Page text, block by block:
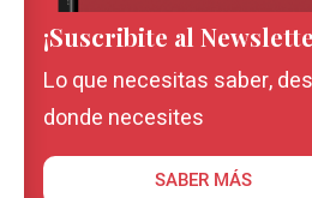
¡Suscribite al
Lo que necesitas saber,
donde necesites
SABER MÁS